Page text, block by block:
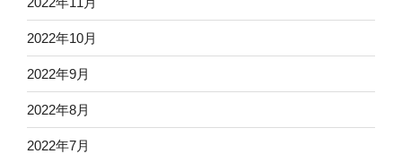
2022年10月
2022年9月
2022年8月
2022年7月